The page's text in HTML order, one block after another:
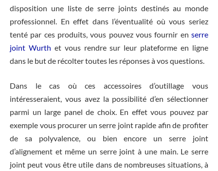
disposition une liste de serre joints destinés au monde
professionnel. En effet dans l’éventualité où vous seriez
tenté par ces produits, vous pouvez vous fournir en serre
joint Wurth et vous rendre sur leur plateforme en ligne
dans le but de récolter toutes les réponses à vos questions.
Dans le cas où ces accessoires d’outillage vous
intéresseraient, vous avez la possibilité d’en sélectionner
parmi un large panel de choix. En effet vous pouvez par
exemple vous procurer un serre joint rapide afin de profiter
de sa polyvalence, ou bien encore un serre joint
d’alignement et même un serre joint à une main. Le serre
joint peut vous être utile dans de nombreuses situations, à